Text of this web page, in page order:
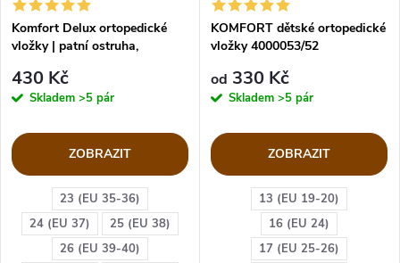
23 (EU 35-36)
24 (EU 37)
25 (EU 38)
26 (EU 39-40)
Komfort Delux ortopedické
vložky | patní ostruha,
430 Kč
Skladem >5 pár
ZOBRAZIT
13 (EU 19-20)
16 (EU 24)
17 (EU 25-26)
KOMFORT dětské ortopedické
vložky 4000053/52
od 330 Kč
Skladem >5 pár
ZOBRAZIT